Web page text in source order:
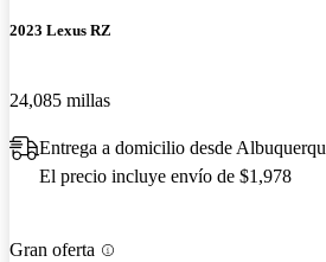
2023 Lexus RZ
24,085 millas
Entrega a domicilio desde
El precio incluye envío de $1,978
Gran oferta